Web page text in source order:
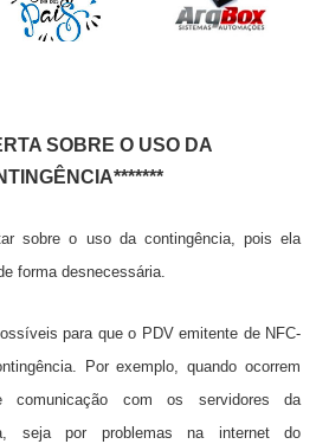
SOBRE O USO DA
sobre o uso da contingência, pois ela
forma desnecessária.
para que o PDV emitente de NFC-
Por exemplo, quando ocorrem
comunicação com os servidores da
seja por problemas na internet do